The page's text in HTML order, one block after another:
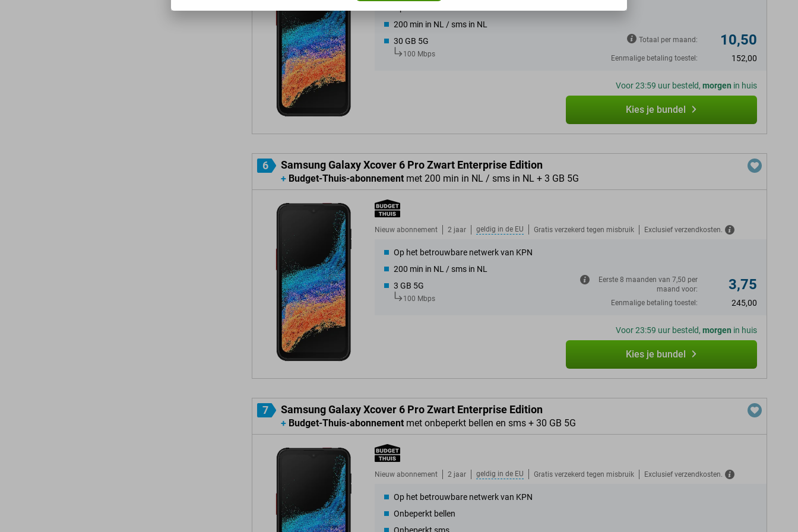
200 min in NL / sms in NL
30 GB 5G
100 Mbps
Totaal per maand: 10,50
Eenmalige betaling toestel: 152,00
Voor 23:59 uur besteld, morgen in huis
Kies je bundel
6 Samsung Galaxy Xcover 6 Pro Zwart Enterprise Edition
+ Budget-Thuis-abonnement met 200 min in NL / sms in NL + 3 GB 5G
Nieuw abonnement 2 jaar geldig in de EU Gratis verzekerd tegen misbruik Exclusief verzendkosten.
Op het betrouwbare netwerk van KPN
200 min in NL / sms in NL
3 GB 5G
100 Mbps
Eerste 8 maanden van 7,50 per
maand voor:
3,75
Eenmalige betaling toestel: 245,00
Voor 23:59 uur besteld, morgen in huis
Kies je bundel
7 Samsung Galaxy Xcover 6 Pro Zwart Enterprise Edition
+ Budget-Thuis-abonnement met onbeperkt bellen en sms + 30 GB 5G
Nieuw abonnement 2 jaar geldig in de EU Gratis verzekerd tegen misbruik Exclusief verzendkosten.
Op het betrouwbare netwerk van KPN
Onbeperkt bellen